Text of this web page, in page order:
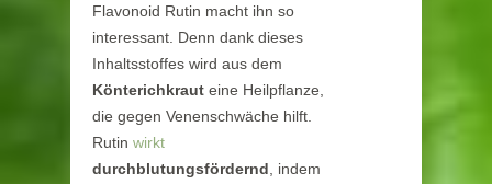
Flavonoid Rutin macht ihn so
interessant. Denn dank dieses
Inhaltsstoffes wird aus dem
Könterichkraut eine Heilpflanze,
die gegen Venenschwäche hilft.
Rutin wirkt
durchblutungsfördernd , indem